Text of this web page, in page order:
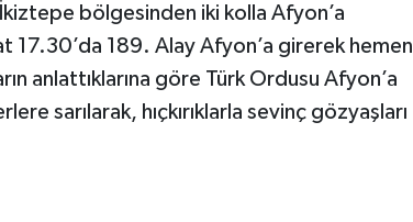
bölgesinden iki kolla Afyon’a
189. Alay Afyon’a girerek hemen
anlattıklarına göre Türk Ordusu Afyon’a
sarılarak, hıçkırıklarla sevinç gözyaşları